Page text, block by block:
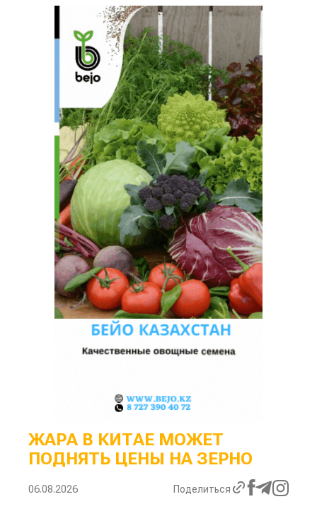
ЖАРА В КИТАЕ МОЖЕТ
ПОДНЯТЬ ЦЕНЫ НА ЗЕРНО
06.08.2026 Поделиться